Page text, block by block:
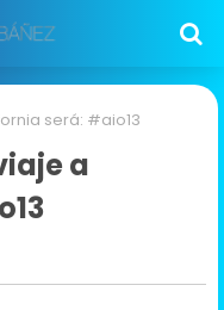
será: #aio13
a